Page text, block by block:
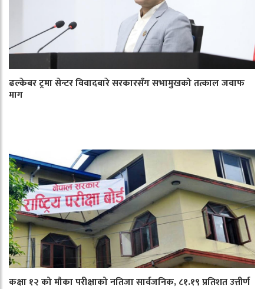
ढल्केबर ट्रमा सेन्टर विवादबारे सरकारसँग सभामुखको तत्काल जवाफ
माग
कक्षा १२ को मौका परीक्षाको नतिजा सार्वजनिक, ८१.१९ प्रतिशत उत्तीर्ण